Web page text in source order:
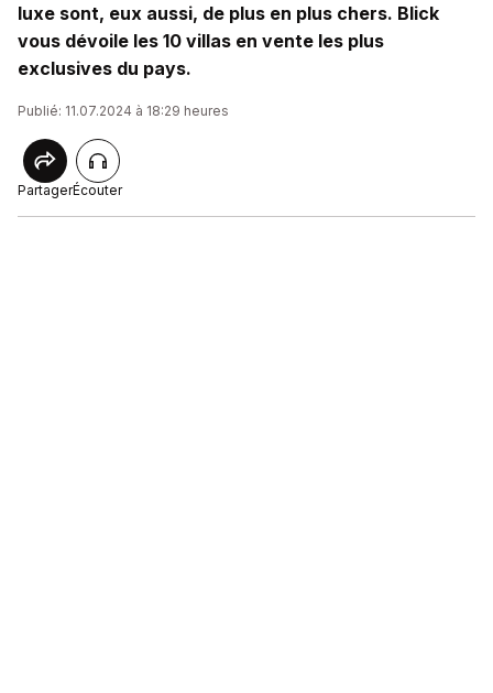
luxe sont, eux aussi, de plus en plus chers. Blick
vous dévoile les 10 villas en vente les plus
exclusives du pays.
Publié: 11.07.2024 à 18:29 heures
PartagerÉcouter